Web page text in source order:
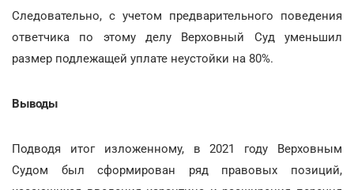
Следовательно, с учетом предварительного поведения
ответчика по этому делу Верховный Суд уменьшил
размер подлежащей уплате неустойки на 80%.
Выводы
Подводя итог изложенному, в 2021 году Верховным
Судом был сформирован ряд правовых позиций,